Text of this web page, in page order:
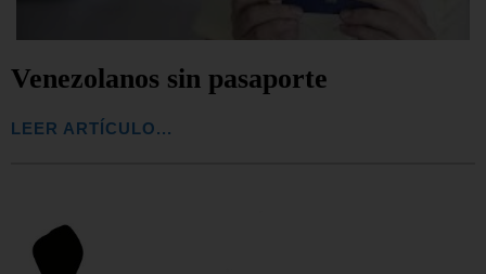
Venezolanos sin pasaporte
LEER ARTÍCULO...